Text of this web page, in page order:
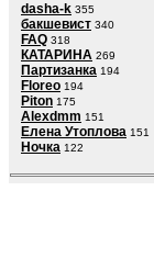
dasha-k 355
бакшевист 340
FAQ 318
КАТАРИНА 269
Партизанка 194
Floreo 194
Piton 175
Alexdmm 151
Елена Утоплова 151
Ночка 122